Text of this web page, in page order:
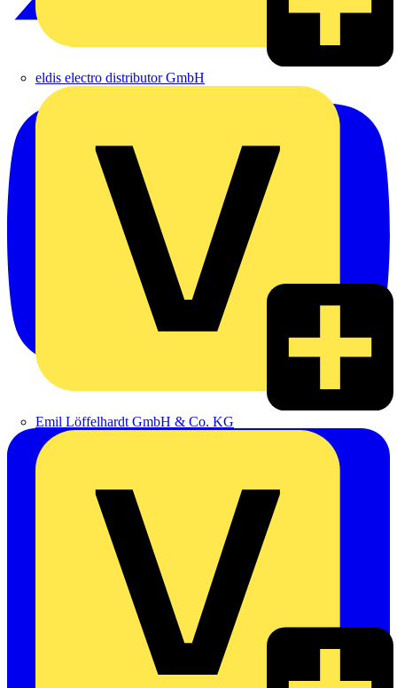
eldis electro distributor GmbH
Emil Löffelhardt GmbH & Co. KG